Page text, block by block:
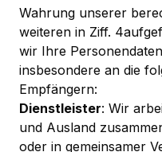
Wahrung unserer
weiteren in Ziff.
wir Ihre
insbesondere an die
Empfängern:
Dienstleister: Wir
und Ausland
oder in gemeinsamer